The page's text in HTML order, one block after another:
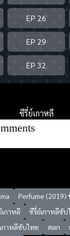
EP 26
EP 29
EP 32
ซีรี่ย์เกาหลี
Perfume (2019)
กาหลี ซีรี่ย์เกาหลีซับ
กาหลีซับไทย ตลก